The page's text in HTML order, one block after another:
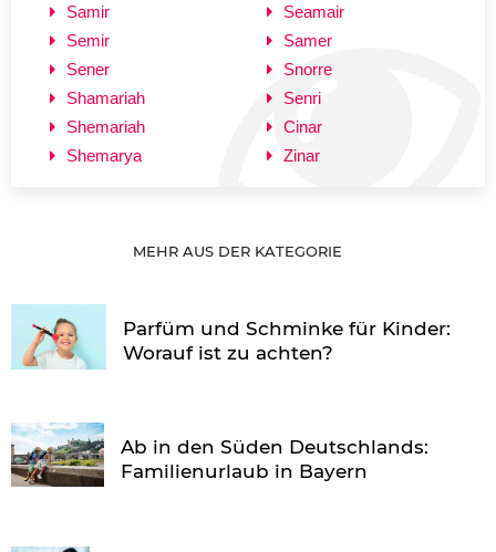
Samir
Semir
Sener
Shamariah
Shemariah
Shemarya
Seamair
Samer
Snorre
Senri
Cinar
Zinar
MEHR AUS DER KATEGORIE
Parfüm und Schminke für Kinder:
Worauf ist zu achten?
Ab in den Süden Deutschlands:
Familienurlaub in Bayern